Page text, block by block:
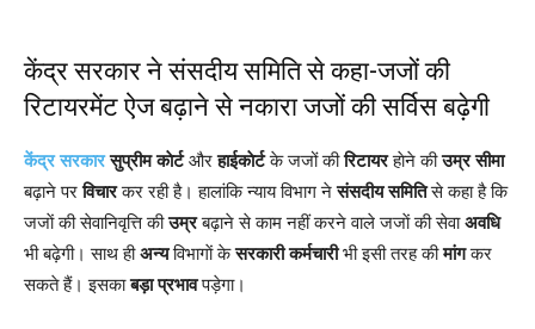
केंद्र सरकार ने संसदीय समिति से कहा-जजों की
रिटायरमेंट ऐज बढ़ाने से नकारा जजों की सर्विस बढ़ेगी
केंद्र सरकार सुप्रीम काेर्टऔरहाईकाेर्टके जजों कीरिटायरहाेने कीउम्र सीमा
बढ़ाने परविचारकर रही है। हालांकि न्याय विभाग नेसंसदीय समितिसे कहा है कि
जजाें की सेवानिवृत्ति कीउम्रबढ़ाने से काम नहीं करने वाले जजाें की सेवाअवधि
भी बढ़ेगी। साथ हीअन्यविभागाें केसरकारी कर्मचारीभी इसी तरह कीमांगकर
सकते हैं। इसकाबड़ा प्रभावपड़ेगा।